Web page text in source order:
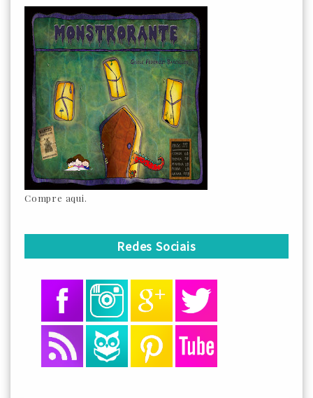
Compre aqui.
Redes Sociais